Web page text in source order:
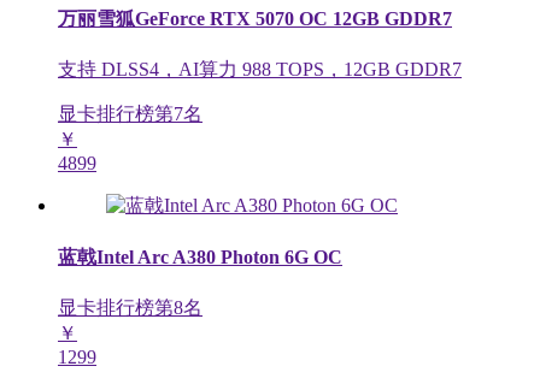
万丽雪狐GeForce RTX 5070 OC 12GB GDDR7
支持 DLSS4，AI算力 988 TOPS，12GB GDDR7
显卡排行榜第7名
￥
4899
蓝戟Intel Arc A380 Photon 6G OC
显卡排行榜第8名
￥
1299